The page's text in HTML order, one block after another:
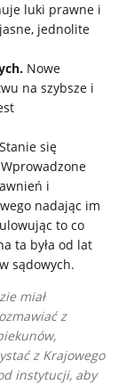
luki prawne i
jednolite
Nowe
na szybsze i
Stanie się
i
nadając im
to co
ta była od lat
sądowych.
miał
z
z Krajowego
instytucji, aby